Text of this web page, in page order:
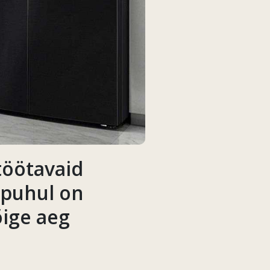
on
aeg